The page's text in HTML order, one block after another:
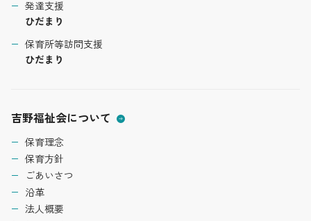
発達支援
ひだまり
保育所等訪問支援
ひだまり
吉野福祉会について
保育理念
保育方針
ごあいさつ
沿革
法人概要